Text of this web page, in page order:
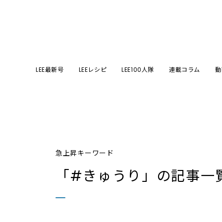
LEE最新号 LEEレシピ LEE100人隊 連載コラム
急上昇キーワード
「#きゅうり」 の記事一